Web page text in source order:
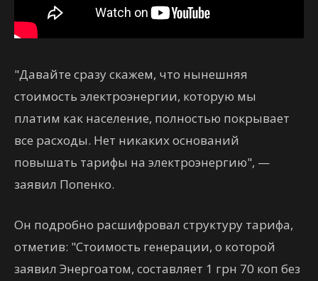
"Давайте сразу скажем, что нынешняя
стоимость электроэнергии, которую мы
платим как население, полностью покрывает
все расходы. Нет никаких оснований
повышать тарифы на электроэнергию", —
заявил Попенко.
Он подробно расшифровал структуру тарифа,
отметив: "Стоимость генерации, о которой
заявил Энергоатом, составляет 1 грн 70 коп без